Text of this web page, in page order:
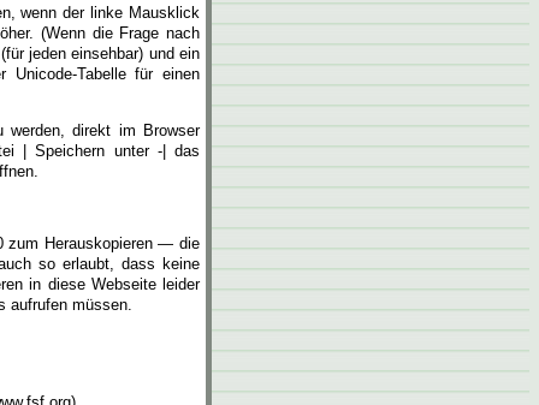
wenn der linke Mausklick
(Wenn die Frage nach
jeden einsehbar) und ein
Tabelle für einen
werden, direkt im Browser
| Speichern unter -| das
zum Herauskopieren — die
so erlaubt, dass keine
in diese Webseite leider
aufrufen müssen.